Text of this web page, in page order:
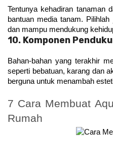
Tentunya kehadiran tanaman
bantuan media tanam.
dan mampu mendukung
10. Komponen
Bahan-bahan yang terakhir
seperti bebatuan, karang dan
berguna untuk menambah
7 Cara Membuat
Rumah